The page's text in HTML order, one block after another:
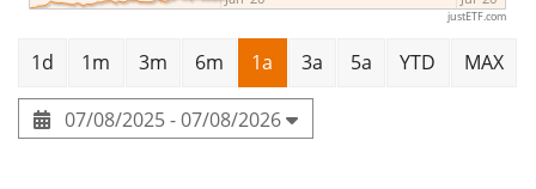
justETF.com
1d 1m 3m 6m 1a 3a 5a YTD MAX
07/08/2025 - 07/08/2026